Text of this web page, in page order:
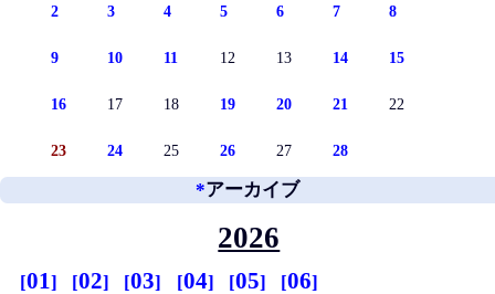
2 3 4 5 6 7 8
9 10 11 12 13 14 15
16 17 18 19 20 21 22
23 24 25 26 27 28
*アーカイブ
2026
01 02 03 04 05 06